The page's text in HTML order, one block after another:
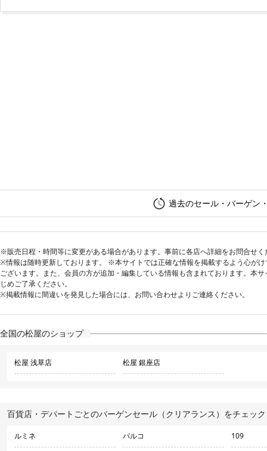
過去のセール・バーゲン
※販売日程・時間等に変更がある場合があります。事前に各店へ詳細をお問合せく
※情報は随時更新しております。 ※本サイトでは正確な情報を掲載するよう心が
ございます。また、会員の方が追加・編集している情報も含まれております。本
じめご了承ください。
※掲載情報に間違いを発見した場合には、お問い合わせよりご連絡ください。
全国の松屋のショップ
松屋 浅草店 松屋 銀座店
百貨店・デパートごとのバーゲンセール（クリアランス）をチェッ
ルミネ パルコ 109